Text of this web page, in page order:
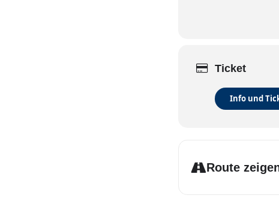
Ticket
Info und
Route